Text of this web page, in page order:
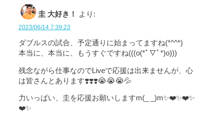
圭 大好き！ より:
2023/06/14 7:39:23
ダブルスの試合、予定通りに始まってますね(*^^*)
本当に、本当に、もうすぐですね(((o(*ﾟ▽ﾟ*)o)))
残念ながら仕事なのでLiveで応援は出来ませんが、心
は皆さんとあります❣️❣️❣️😭😭😭💦
力いっぱい、圭を応援お願いしますm(_ _)m✨❤️✨❤️✨
❤️✨